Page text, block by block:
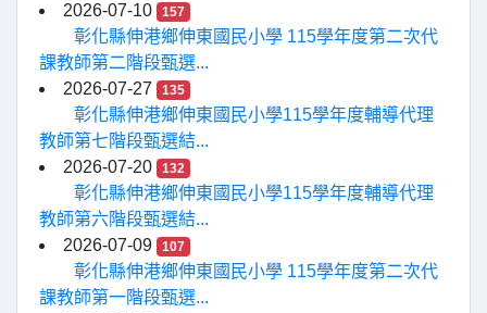
2026-07-10
157
彰化縣伸港鄉伸東國民小學 115學年度第二次代
課教師第二階段甄選...
2026-07-27
135
彰化縣伸港鄉伸東國民小學115學年度輔導代理
教師第七階段甄選結...
2026-07-20
132
彰化縣伸港鄉伸東國民小學115學年度輔導代理
教師第六階段甄選結...
2026-07-09
107
彰化縣伸港鄉伸東國民小學 115學年度第二次代
課教師第一階段甄選...